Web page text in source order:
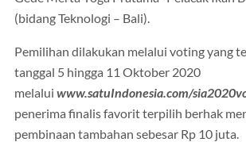
(bidang Teknologi – Bali).
Pemilihan dilakukan melalui voting yang
tanggal 5 hingga 11 Oktober 2020
melalui www.satuIndonesia.com/
penerima finalis favorit terpilih berhak
pembinaan tambahan sebesar Rp 10 juta.